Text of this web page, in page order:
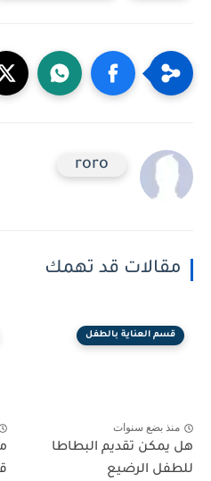
roro
مقالات قد تهمك
قسم العناية بالطفل
منذ بضع سنوات
هل يمكن تقديم البطاطا
للطفل الرضيع